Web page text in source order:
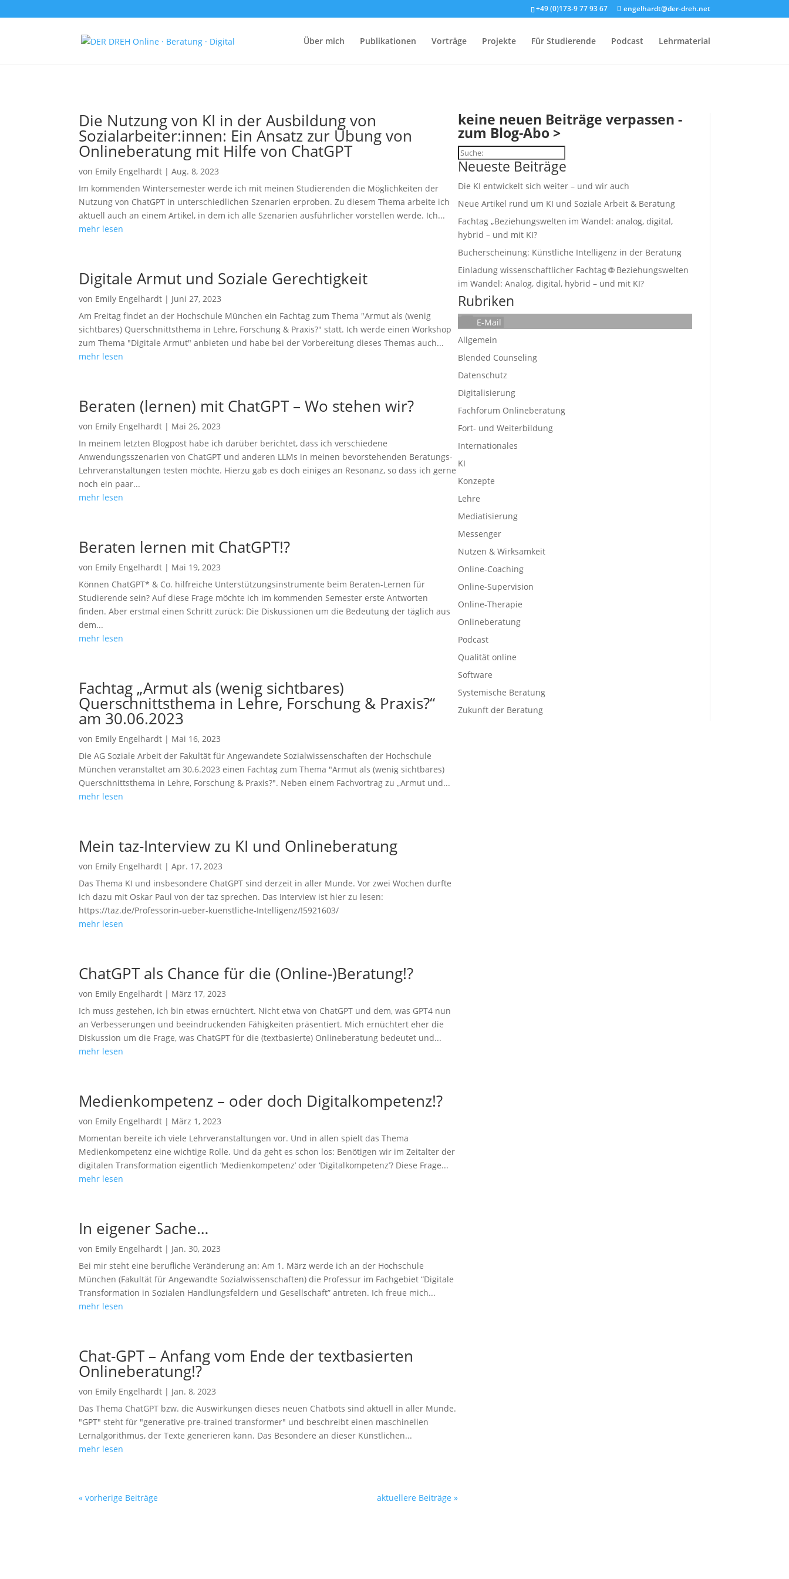
+49 (0)173-9 77 93 67 engelhardt@der-dreh.net
Über mich Publikationen Vorträge Projekte Für Studierende Podcast Lehrmaterial
Die Nutzung von KI in der Ausbildung von
Sozialarbeiter:innen: Ein Ansatz zur Übung von
Onlineberatung mit Hilfe von ChatGPT
von Emily Engelhardt |Aug. 8, 2023
Im kommenden Wintersemester werde ich mit meinen Studierenden die Möglichkeiten der
Nutzung von ChatGPT in unterschiedlichen Szenarien erproben. Zu diesem Thema arbeite ich
aktuell auch an einem Artikel, in dem ich alle Szenarien ausführlicher vorstellen werde. Ich...
mehr lesen
Digitale Armut und Soziale Gerechtigkeit
von Emily Engelhardt | Juni 27, 2023
Am Freitag findet an der Hochschule München ein Fachtag zum Thema "Armut als (wenig
sichtbares) Querschnittsthema in Lehre, Forschung & Praxis?" statt. Ich werde einen Workshop
zum Thema "Digitale Armut" anbieten und habe bei der Vorbereitung dieses Themas auch...
mehr lesen
Beraten (lernen) mit ChatGPT – Wo stehen wir?
von Emily Engelhardt | Mai 26, 2023
In meinem letzten Blogpost habe ich darüber berichtet, dass ich verschiedene
Anwendungsszenarien von ChatGPT und anderen LLMs in meinen bevorstehenden Beratungs-
Lehrveranstaltungen testen möchte. Hierzu gab es doch einiges an Resonanz, so dass ich gerne
noch ein paar...
mehr lesen
Beraten lernen mit ChatGPT!?
von Emily Engelhardt | Mai 19, 2023
Können ChatGPT* & Co. hilfreiche Unterstützungsinstrumente beim Beraten-Lernen für
Studierende sein? Auf diese Frage möchte ich im kommenden Semester erste Antworten
finden. Aber erstmal einen Schritt zurück: Die Diskussionen um die Bedeutung der täglich aus
dem...
mehr lesen
Fachtag „Armut als (wenig sichtbares)
Querschnittsthema in Lehre, Forschung & Praxis?“
am 30.06.2023
von Emily Engelhardt | Mai 16, 2023
Die AG Soziale Arbeit der Fakultät für Angewandete Sozialwissenschaften der Hochschule
München veranstaltet am 30.6.2023 einen Fachtag zum Thema "Armut als (wenig sichtbares)
Querschnittsthema in Lehre, Forschung & Praxis?". Neben einem Fachvortrag zu „Armut und...
mehr lesen
Mein taz-Interview zu KI und Onlineberatung
von Emily Engelhardt |Apr. 17, 2023
Das Thema KI und insbesondere ChatGPT sind derzeit in aller Munde. Vor zwei Wochen durfte
ich dazu mit Oskar Paul von der taz sprechen. Das Interview ist hier zu lesen:
https://taz.de/Professorin-ueber-kuenstliche-Intelligenz/!5921603/
mehr lesen
ChatGPT als Chance für die (Online-)Beratung!?
von Emily Engelhardt | März 17, 2023
Ich muss gestehen, ich bin etwas ernüchtert. Nicht etwa von ChatGPT und dem, was GPT4 nun
an Verbesserungen und beeindruckenden Fähigkeiten präsentiert. Mich ernüchtert eher die
Diskussion um die Frage, was ChatGPT für die (textbasierte) Onlineberatung bedeutet und...
mehr lesen
Medienkompetenz – oder doch Digitalkompetenz!?
von Emily Engelhardt | März 1, 2023
Momentan bereite ich viele Lehrveranstaltungen vor. Und in allen spielt das Thema
Medienkompetenz eine wichtige Rolle. Und da geht es schon los: Benötigen wir im Zeitalter der
digitalen Transformation eigentlich ‘Medienkompetenz’ oder ‘Digitalkompetenz’? Diese Frage...
mehr lesen
In eigener Sache…
von Emily Engelhardt | Jan. 30, 2023
Bei mir steht eine berufliche Veränderung an: Am 1. März werde ich an der Hochschule
München (Fakultät für Angewandte Sozialwissenschaften) die Professur im Fachgebiet “Digitale
Transformation in Sozialen Handlungsfeldern und Gesellschaft” antreten. Ich freue mich...
mehr lesen
Chat-GPT – Anfang vom Ende der textbasierten
Onlineberatung!?
von Emily Engelhardt | Jan. 8, 2023
Das Thema ChatGPT bzw. die Auswirkungen dieses neuen Chatbots sind aktuell in aller Munde.
"GPT" steht für "generative pre-trained transformer" und beschreibt einen maschinellen
Lernalgorithmus, der Texte generieren kann. Das Besondere an dieser Künstlichen...
mehr lesen
« vorherige Beiträge aktuellere Beiträge »
keine neuen Beiträge verpassen -
zum Blog-Abo >
Suchen
Neueste Beiträge
Die KI entwickelt sich weiter – und wir auch
Neue Artikel rund um KI und Soziale Arbeit & Beratung
Fachtag „Beziehungswelten im Wandel: analog, digital,
hybrid – und mit KI?
Bucherscheinung: Künstliche Intelligenz in der Beratung
Einladung wissenschaftlicher Fachtag 🌐 Beziehungswelten
im Wandel: Analog, digital, hybrid – und mit KI?
Rubriken
E-Mail
Allgemein
Blended Counseling
Datenschutz
Digitalisierung
Fachforum Onlineberatung
Fort- und Weiterbildung
Internationales
KI
Konzepte
Lehre
Mediatisierung
Messenger
Nutzen & Wirksamkeit
Online-Coaching
Online-Supervision
Online-Therapie
Onlineberatung
Podcast
Qualität online
Software
Systemische Beratung
Zukunft der Beratung